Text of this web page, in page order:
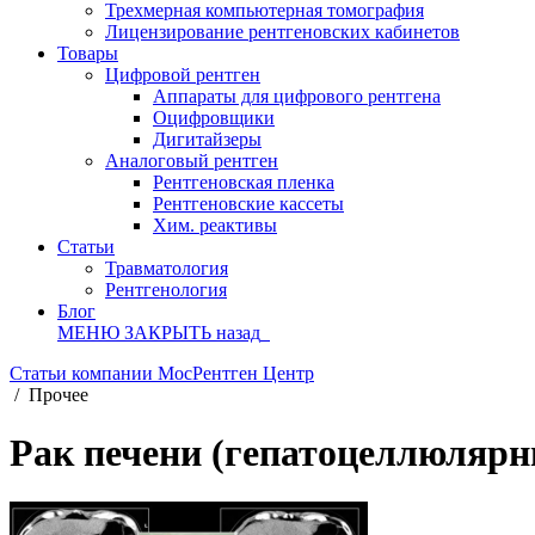
Трехмерная компьютерная томография
Лицензирование рентгеновских кабинетов
Товары
Цифровой рентген
Аппараты для цифрового рентгена
Оцифровщики
Дигитайзеры
Аналоговый рентген
Рентгеновская пленка
Рентгеновские кассеты
Хим. реактивы
Статьи
Травматология
Рентгенология
Блог
МЕНЮ ЗАКРЫТЬ назад
Статьи компании МосРентген Центр
/ Прочее
Рак печени